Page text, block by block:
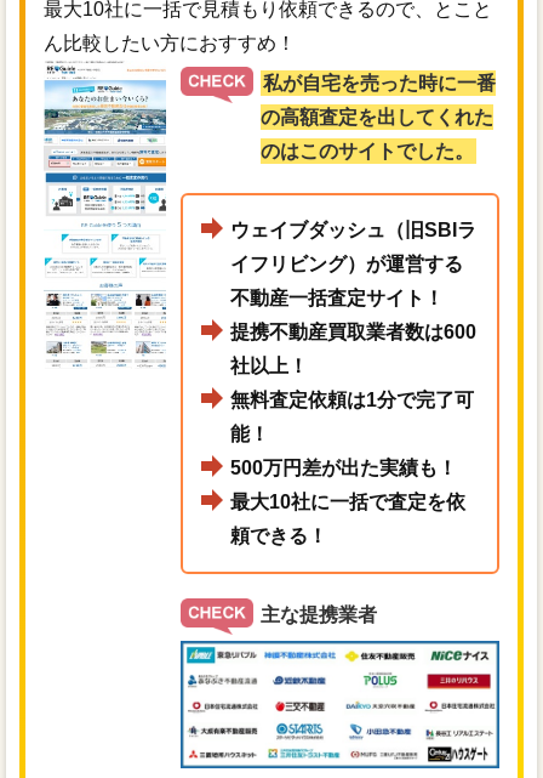
最大10社に一括で見積もり依頼できるので、とこと
ん比較したい方におすすめ！
私が自宅を売った時に一番
の高額査定を出してくれた
のはこのサイトでした。
ウェイブダッシュ（旧SBIラ
イフリビング）が運営する
不動産一括査定サイト！
提携不動産買取業者数は600
社以上！
無料査定依頼は1分で完了可
能！
500万円差が出た実績も！
最大10社に一括で査定を依
頼できる！
主な提携業者